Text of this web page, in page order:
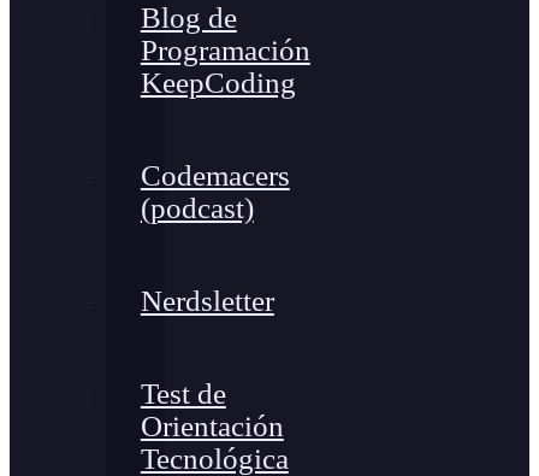
Blog de
Programación
KeepCoding
Codemacers
(podcast)
Nerdsletter
Test de
Orientación
Tecnológica